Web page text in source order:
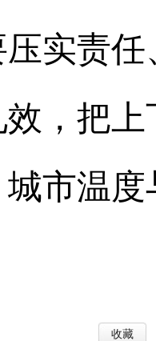
实责
，把
市温
收藏